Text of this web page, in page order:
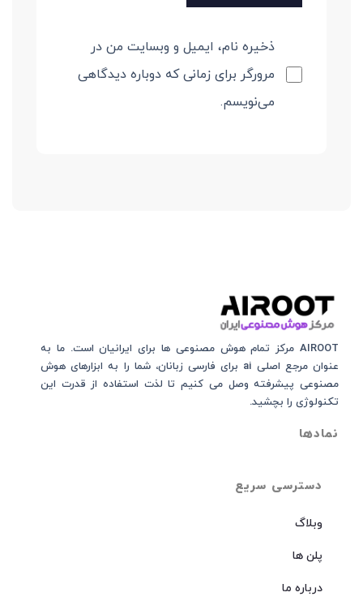
ذخیره نام، ایمیل و وبسایت من در
مرورگر برای زمانی که دوباره دیدگاهی
می‌نویسم.
دسترسی سریع
وبلاگ
پلن ها
درباره ما
AIROOT مرکز تمام هوش مصنوعی‌‌‌ ها برای ایرانیان است. ما به
عنوان مرجع اصلی ai برای فارسی زبانان، شما را به ابزارهای هوش
مصنوعی پیشرفته وصل می کنیم تا لذت استفاده از قدرت این
تکنولوژی را بچشید.
نمادها